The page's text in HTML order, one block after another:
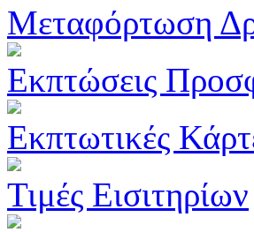
Μεταφόρτωση
Εκπτώσεις
Εκπτωτικές
Τιμές Εισιτηρίων